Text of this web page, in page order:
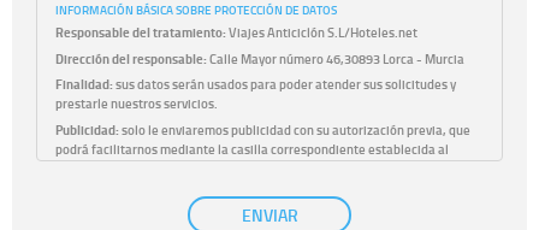
INFORMACIÓN BÁSICA SOBRE PROTECCIÓN DE DATOS
Responsable del tratamiento:Viajes Anticiclón S.L/Hoteles.net
Dirección del responsable:Calle Mayor número 46,30893 Lorca - Murcia
Finalidad:sus datos serán usados para poder atender sus solicitudes y
prestarle nuestros servicios.
Publicidad:solo le enviaremos publicidad con su autorización previa, que
podrá facilitarnos mediante la casilla correspondiente establecida al
únicamente trataremos sus datos con su consentimiento
previo, que podrá facilitarnos mediante la casilla correspondiente
ENVIAR